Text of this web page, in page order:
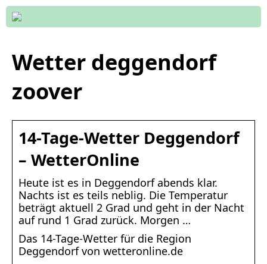
Wetter deggendorf
zoover
14-Tage-Wetter Deggendorf
– WetterOnline
Heute ist es in Deggendorf abends klar.
Nachts ist es teils neblig. Die Temperatur
beträgt aktuell 2 Grad und geht in der Nacht
auf rund 1 Grad zurück. Morgen …
Das 14-Tage-Wetter für die Region
Deggendorf von wetteronline.de